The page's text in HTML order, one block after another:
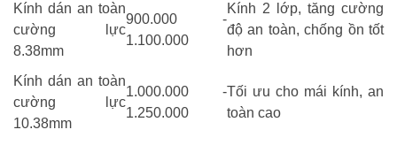
Kính dán an toàn
cường lực
8.38mm
900.000 -
1.100.000
Kính 2 lớp, tăng cường
độ an toàn, chống ồn tốt
hơn
Kính dán an toàn
cường lực
10.38mm
1.000.000 -
1.250.000
Tối ưu cho mái kính, an
toàn cao